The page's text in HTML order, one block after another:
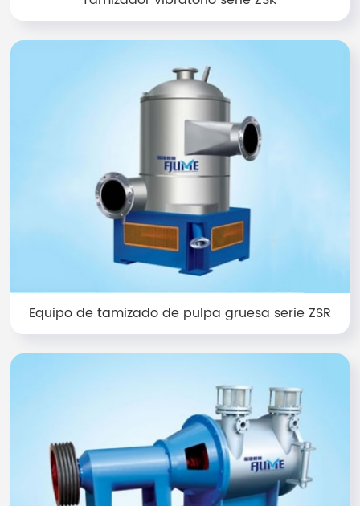
Equipo de tamizado de pulpa gruesa serie ZSR